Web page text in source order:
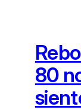
80